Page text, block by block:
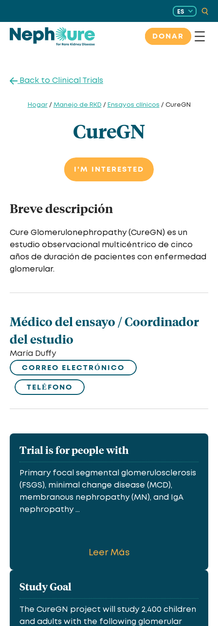
contenido
ES
DONAR
Back to Clinical Trials
Hogar/ Manejo de RKD / Ensayos clínicos / CureGN
CureGN
I'M INTERESTED
Breve descripción
Cure Glomerulonephropathy (CureGN) es un
estudio observacional multicéntrico de cinco
años de duración de pacientes con enfermedad
glomerular.
Médico del ensayo / Coordinador
del estudio
María Duffy
CORREO ELECTRÓNICO
TELÉFONO
Trial is for people with
Primary focal segmental glomerulosclerosis
(FSGS), minimal change disease (MCD),
membranous nephropathy (MN), and IgA
nephropathy ...
Leer Más
Study Goal
The CureGN project will study 2,400 children
and adults with the following glomerular